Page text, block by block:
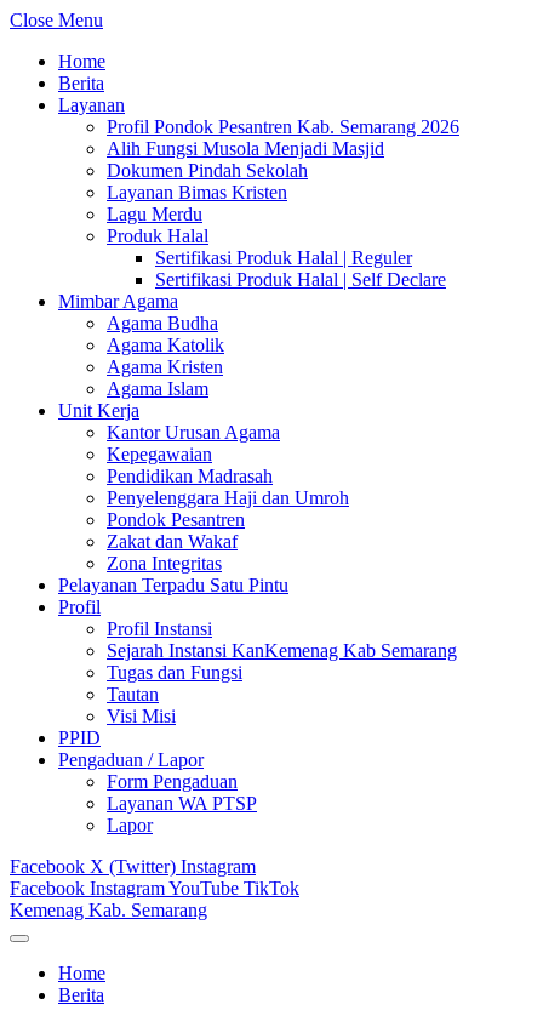
Close Menu
Home
Berita
Layanan
Profil Pondok Pesantren Kab. Semarang 2026
Alih Fungsi Musola Menjadi Masjid
Dokumen Pindah Sekolah
Layanan Bimas Kristen
Lagu Merdu
Produk Halal
Sertifikasi Produk Halal | Reguler
Sertifikasi Produk Halal | Self Declare
Mimbar Agama
Agama Budha
Agama Katolik
Agama Kristen
Agama Islam
Unit Kerja
Kantor Urusan Agama
Kepegawaian
Pendidikan Madrasah
Penyelenggara Haji dan Umroh
Pondok Pesantren
Zakat dan Wakaf
Zona Integritas
Pelayanan Terpadu Satu Pintu
Profil
Profil Instansi
Sejarah Instansi KanKemenag Kab Semarang
Tugas dan Fungsi
Tautan
Visi Misi
PPID
Pengaduan / Lapor
Form Pengaduan
Layanan WA PTSP
Lapor
Facebook X (Twitter) Instagram
Facebook InstagramYouTube TikTok
Kemenag Kab. Semarang
Home
Berita